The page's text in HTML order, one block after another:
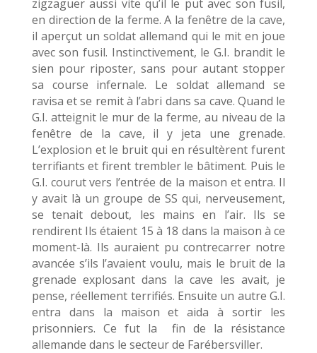
zigzaguer aussi vite qu’il le put avec son fusil,
en direction de la ferme. A la fenêtre de la cave,
il aperçut un soldat allemand qui le mit en joue
avec son fusil. Instinctivement, le G.I. brandit le
sien pour riposter, sans pour autant stopper
sa course infernale. Le soldat allemand se
ravisa et se remit à l’abri dans sa cave. Quand le
G.I. atteignit le mur de la ferme, au niveau de la
fenêtre de la cave, il y jeta une grenade.
L’explosion et le bruit qui en résultèrent furent
terrifiants et firent trembler le bâtiment. Puis le
G.I. courut vers l’entrée de la maison et entra. Il
y avait là un groupe de SS qui, nerveusement,
se tenait debout, les mains en l’air. Ils se
rendirent Ils étaient 15 à 18 dans la maison à ce
moment-là. Ils auraient pu contrecarrer notre
avancée s’ils l’avaient voulu, mais le bruit de la
grenade explosant dans la cave les avait, je
pense, réellement terrifiés. Ensuite un autre G.I.
entra dans la maison et aida à sortir les
prisonniers. Ce fut la fin de la résistance
allemande dans le secteur de Farébersviller.